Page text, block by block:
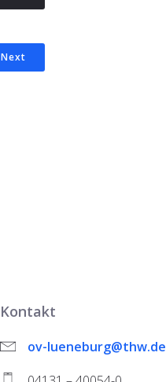
Next
Kontakt
ov-lueneburg@thw.de